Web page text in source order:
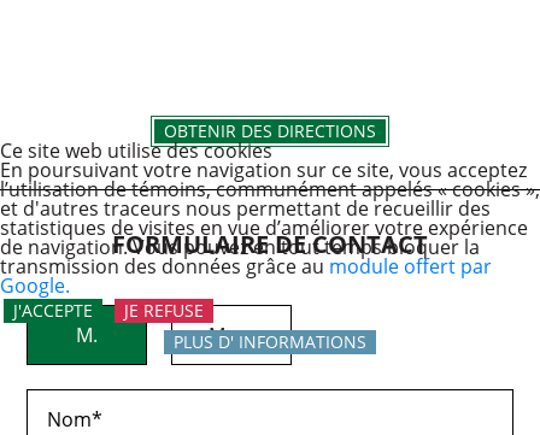
OBTENIR DES DIRECTIONS
FORMULAIRE DE CONTACT
M. Mme
Ce site web utilise des cookies
En poursuivant votre navigation sur ce site, vous acceptez
l’utilisation de témoins, communément appelés « cookies »,
et d'autres traceurs nous permettant de recueillir des
statistiques de visites en vue d’améliorer votre expérience
de navigation. Vous pouvez en tout temps bloquer la
transmission des données grâce au module offert par
Google.
J'ACCEPTE
JE REFUSE
PLUS D' INFORMATIONS